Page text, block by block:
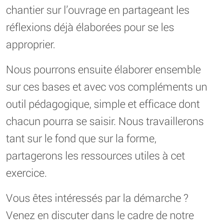
chantier sur l’ouvrage en partageant les
réflexions déjà élaborées pour se les
approprier.
Nous pourrons ensuite élaborer ensemble
sur ces bases et avec vos compléments un
outil pédagogique, simple et efficace dont
chacun pourra se saisir. Nous travaillerons
tant sur le fond que sur la forme,
partagerons les ressources utiles à cet
exercice.
Vous êtes intéressés par la démarche ?
Venez en discuter dans le cadre de notre